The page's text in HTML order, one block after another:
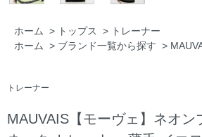
ホーム > トップス > トレーナー
ホーム > ブランド一覧から探す >
トレーナー
MAUVAIS【モーヴェ】ネオン